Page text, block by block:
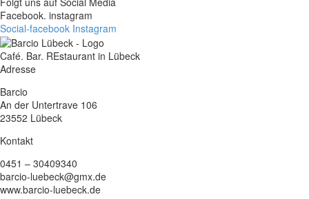
Facebook. instagram
Social-facebook Instagram
Café. Bar. REstaurant in Lübeck
Adresse
Barcio
An der Untertrave 106
23552 Lübeck
Kontakt
0451 – 30409340
barcio-luebeck@gmx.de
www.barcio-luebeck.de